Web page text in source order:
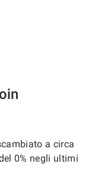
a circa
0% negli ultimi